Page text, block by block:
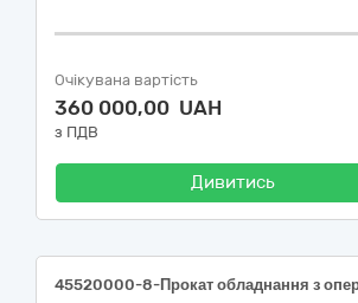
Очікувана вартість
360 000,00 UAH
з ПДВ
Дивитись